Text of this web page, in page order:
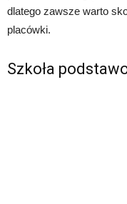
dlatego zawsze warto
placówki.
Szkoła